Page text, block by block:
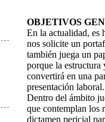
OBJETIVOS
En la actualidad, es
nos solicite un
también juega un
porque la estructura
convertirá en una
presentación laboral.
Dentro del ámbito
que contemplan los
dictamen pericial